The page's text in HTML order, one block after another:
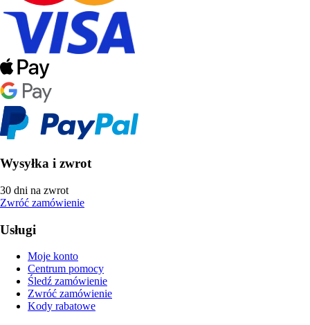
Wysyłka i zwrot
30 dni na zwrot
Zwróć zamówienie
Usługi
Moje konto
Centrum pomocy
Śledź zamówienie
Zwróć zamówienie
Kody rabatowe